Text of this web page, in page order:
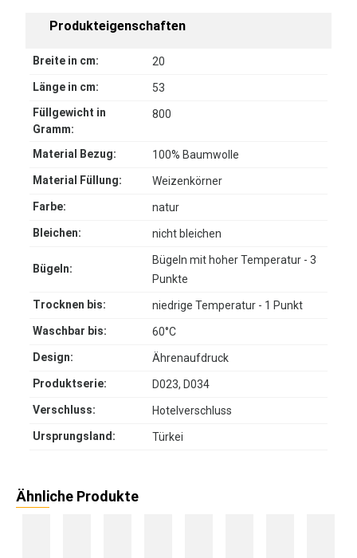
Produkteigenschaften
Breite in cm:
20
Länge in cm:
53
Füllgewicht in
Gramm:
800
Material Bezug:
100% Baumwolle
Material Füllung:
Weizenkörner
Farbe:
natur
Bleichen:
nicht bleichen
Bügeln:
Bügeln mit hoher Temperatur - 3
Punkte
Trocknen bis:
niedrige Temperatur - 1 Punkt
Waschbar bis:
60°C
Design:
Ährenaufdruck
Produktserie:
D023, D034
Verschluss:
Hotelverschluss
Ursprungsland:
Türkei
Ähnliche Produkte